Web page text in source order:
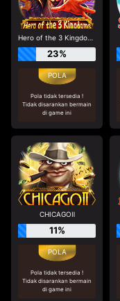
Hero of the 3 Kingdoms - Cao Cao
23%
Pola tidak tersedia !
Tidak disarankan bermain
di game ini
CHICAGOⅡ
11%
Pola tidak tersedia !
Tidak disarankan bermain
di game ini